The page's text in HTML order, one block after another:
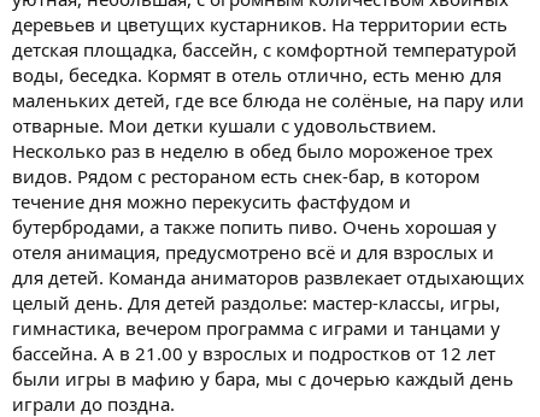
деревьев и цветущих кустарников. На территории есть
детская площадка, бассейн, с комфортной температурой
воды, беседка. Кормят в отель отлично, есть меню для
маленьких детей, где все блюда не солёные, на пару или
отварные. Мои детки кушали с удовольствием.
Несколько раз в неделю в обед было мороженое трех
видов. Рядом с рестораном есть снек-бар, в котором
течение дня можно перекусить фастфудом и
бутербродами, а также попить пиво. Очень хорошая у
отеля анимация, предусмотрено всё и для взрослых и
для детей. Команда аниматоров развлекает отдыхающих
целый день. Для детей раздолье: мастер-классы, игры,
гимнастика, вечером программа с играми и танцами у
бассейна. А в 21.00 у взрослых и подростков от 12 лет
были игры в мафию у бара, мы с дочерью каждый день
играли до поздна.